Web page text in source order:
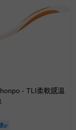
- TLI柔軟感溫